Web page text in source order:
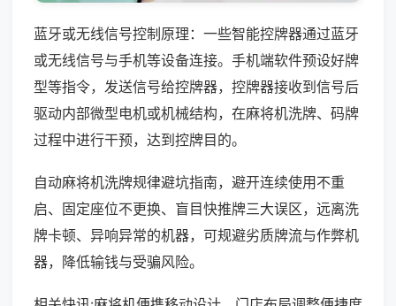
蓝牙或无线信号控制原理：一些智能控牌器通过蓝牙
或无线信号与手机等设备连接。手机端软件预设好牌
型等指令，发送信号给控牌器，控牌器接收到信号后
驱动内部微型电机或机械结构，在麻将机洗牌、码牌
过程中进行干预，达到控牌目的。
自动麻将机洗牌规律避坑指南，避开连续使用不重
启、固定座位不更换、盲目快推牌三大误区，远离洗
牌卡顿、异响异常的机器，可规避劣质牌流与作弊机
器，降低输钱与受骗风险。